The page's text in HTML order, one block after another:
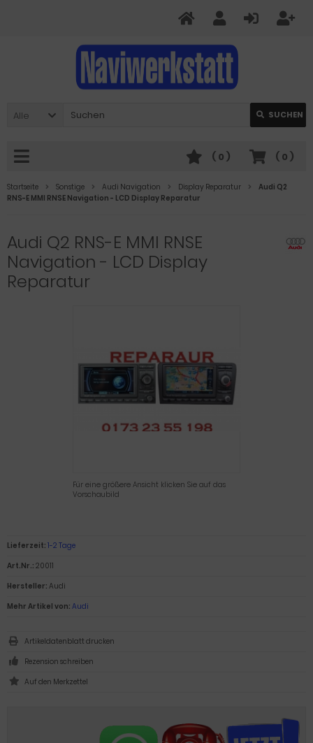
Alle SUCHEN
( 0 )
( 0 )
Startseite Sonstige Audi Navigation Display Reparatur
Audi Q2
RNS-E MMI RNSE Navigation - LCD Display Reparatur
Audi Q2 RNS-E MMI RNSE
Navigation - LCD Display
Reparatur
Für eine größere Ansicht klicken Sie auf das
Vorschaubild
Lieferzeit: 1-2 Tage
Art.Nr.: 20011
Hersteller: Audi
Mehr Artikel von: Audi
Artikeldatenblatt drucken
Rezension schreiben